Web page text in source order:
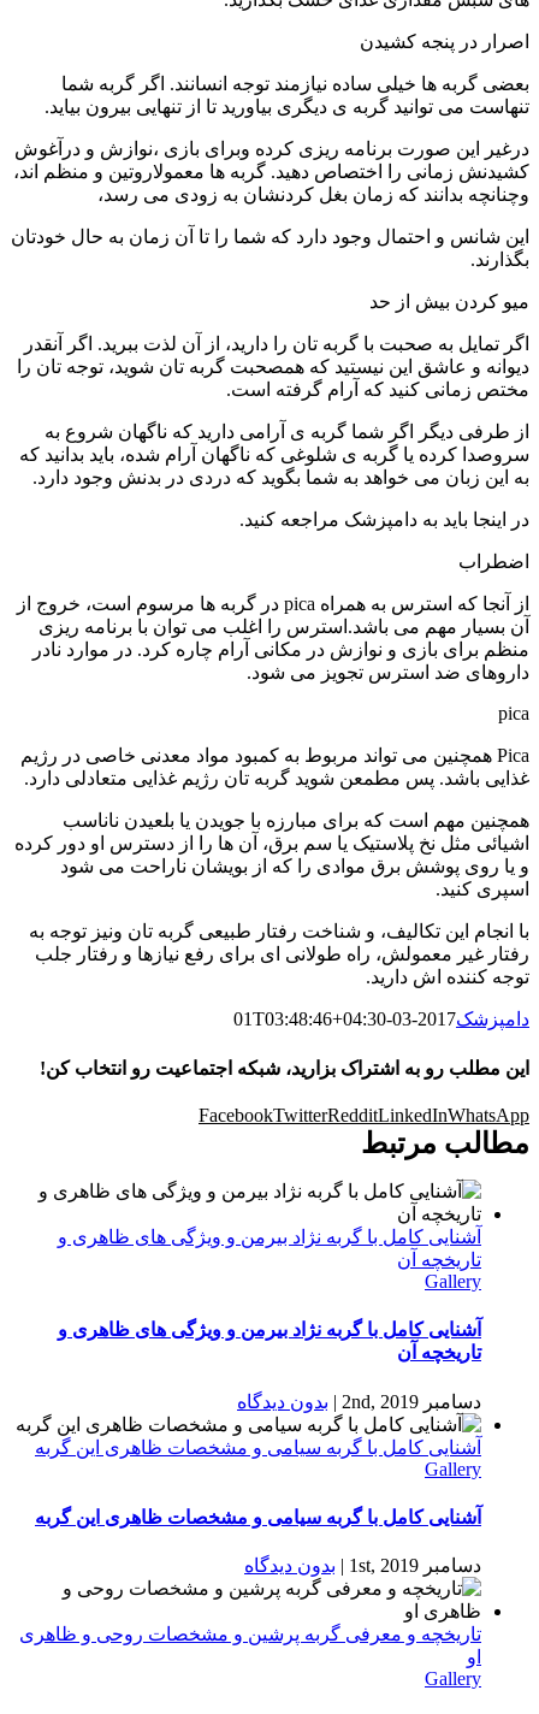
اصرار در پنجه کشیدن
بعضی گربه ها خیلی ساده نیازمند توجه انسانند. اگر گربه شما
تنهاست می توانید گربه ی دیگری بیاورید تا از تنهایی بیرون بیاید.
درغیر این صورت برنامه ریزی کرده وبرای بازی ،نوازش و درآغوش
کشیدنش زمانی را اختصاص دهید. گربه ها معمولاروتین و منظم اند،
وچنانچه بدانند که زمان بغل کردنشان به زودی می رسد،
این شانس و احتمال وجود دارد که شما را تا آن زمان به حال خودتان
بگذارند.
میو کردن بیش از حد
اگر تمایل به صحبت با گربه تان را دارید، از آن لذت ببرید. اگر آنقدر
دیوانه و عاشق این نیستید که همصحبت گربه تان شوید، توجه تان را
مختص زمانی کنید که آرام گرفته است.
از طرفی دیگر اگر شما گربه ی آرامی دارید که ناگهان شروع به
سروصدا کرده یا گربه ی شلوغی که ناگهان آرام شده، باید بدانید که
به این زبان می خواهد به شما بگوید که دردی در بدنش وجود دارد.
در اینجا باید به دامپزشک مراجعه کنید.
اضطراب
از آنجا که استرس به همراه pica در گربه ها مرسوم است، خروج از
آن بسیار مهم می باشد.استرس را اغلب می توان با برنامه ریزی
منظم برای بازی و نوازش در مکانی آرام چاره کرد. در موارد نادر
داروهای ضد استرس تجویز می شود.
pica
Pica همچنین می تواند مربوط به کمبود مواد معدنی خاصی در رژیم
غذایی باشد. پس مطمعن شوید گربه تان رژیم غذایی متعادلی دارد.
همچنین مهم است که برای مبارزه با جویدن یا بلعیدن ناناسب
اشیائی مثل نخ پلاستیک یا سم برق، آن ها را از دسترس او دور کرده
و یا روی پوشش برق موادی را که از بویشان ناراحت می شود
اسپری کنید.
با انجام این تکالیف، و شناخت رفتار طبیعی گربه تان ونیز توجه به
رفتار غیر معمولش، راه طولانی ای برای رفع نیازها و رفتار جلب
توجه کننده اش دارید.
دامپزشک2017-03-01T03:48:46+04:30
این مطلب رو به اشتراک بزارید، شبکه اجتماعیت رو انتخاب کن!
FacebookTwitterRedditLinkedInWhatsApp
مطالب مرتبط
آشنایی کامل با گربه نژاد بیرمن و ویژگی های ظاهری و
تاریخچه آن
Gallery
آشنایی کامل با گربه نژاد بیرمن و ویژگی های ظاهری و
تاریخچه آن
دسامبر 2nd, 2019 | بدون ديدگاه
آشنایی کامل با گربه سیامی و مشخصات ظاهری این گربه
Gallery
آشنایی کامل با گربه سیامی و مشخصات ظاهری این گربه
دسامبر 1st, 2019 | بدون ديدگاه
تاریخچه و معرفی گربه پرشین و مشخصات روحی و ظاهری
او
Gallery